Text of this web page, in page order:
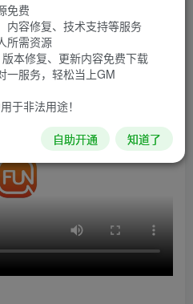
方式。脑洞大开的关卡谜题非
力！
免费
内容修复、技术支持等服务
所需资源
本修复、更新内容免费下载
一服务，轻松当上GM
于非法用途！
自助开通 知道了